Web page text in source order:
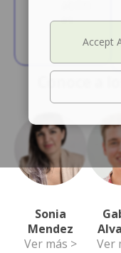
es.
Conoce a
Sonia
Mendez
Ver más >
Ver